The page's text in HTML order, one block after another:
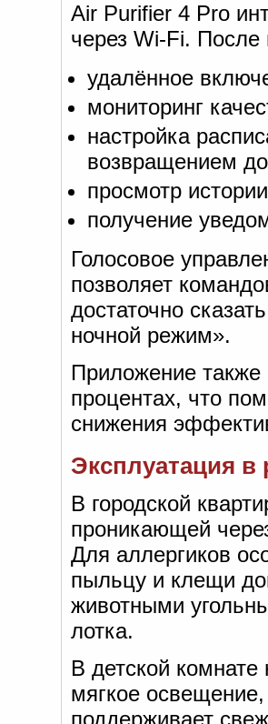
Air Purifier 4 Pro
через Wi-Fi.
удалённое
мониторинг
настройка
возвращением
просмотр
получение
Голосовое
позволяет
достаточно
ночной режим».
Приложение также
процентах, что
снижения
Эксплуатация в
В городской
проникающей
Для аллергиков
пыльцу и клещи
животными
лотка.
В детской
мягкое
поддерживает